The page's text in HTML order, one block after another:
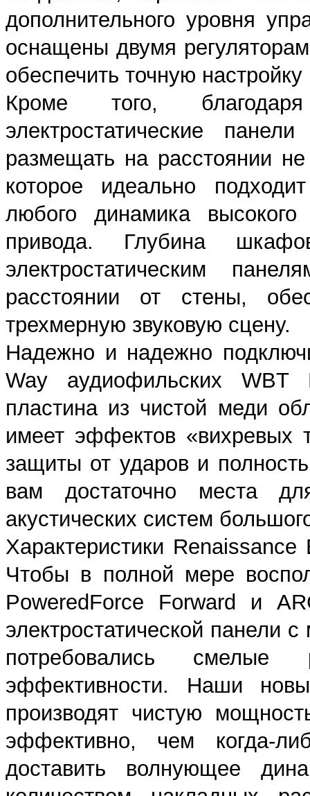
дополнительного уровня
оснащены двумя
обеспечить точную настройку
Кроме того,
электростатические
размещать на расстоянии
которое идеально
любого динамика высокого
привода. Глубина
электростатическим
расстоянии от стены,
трехмерную звуковую сцену.
Надежно и надежно
Way аудиофильских WBT
пластина из чистой меди
имеет эффектов «вихревых
защиты от ударов и
вам достаточно места
акустических систем
Характеристики
Чтобы в полной мере
PoweredForce Forward и
электростатической панели
потребовались
эффективности. Наши
производят чистую
эффективно, чем когда-
доставить волнующее